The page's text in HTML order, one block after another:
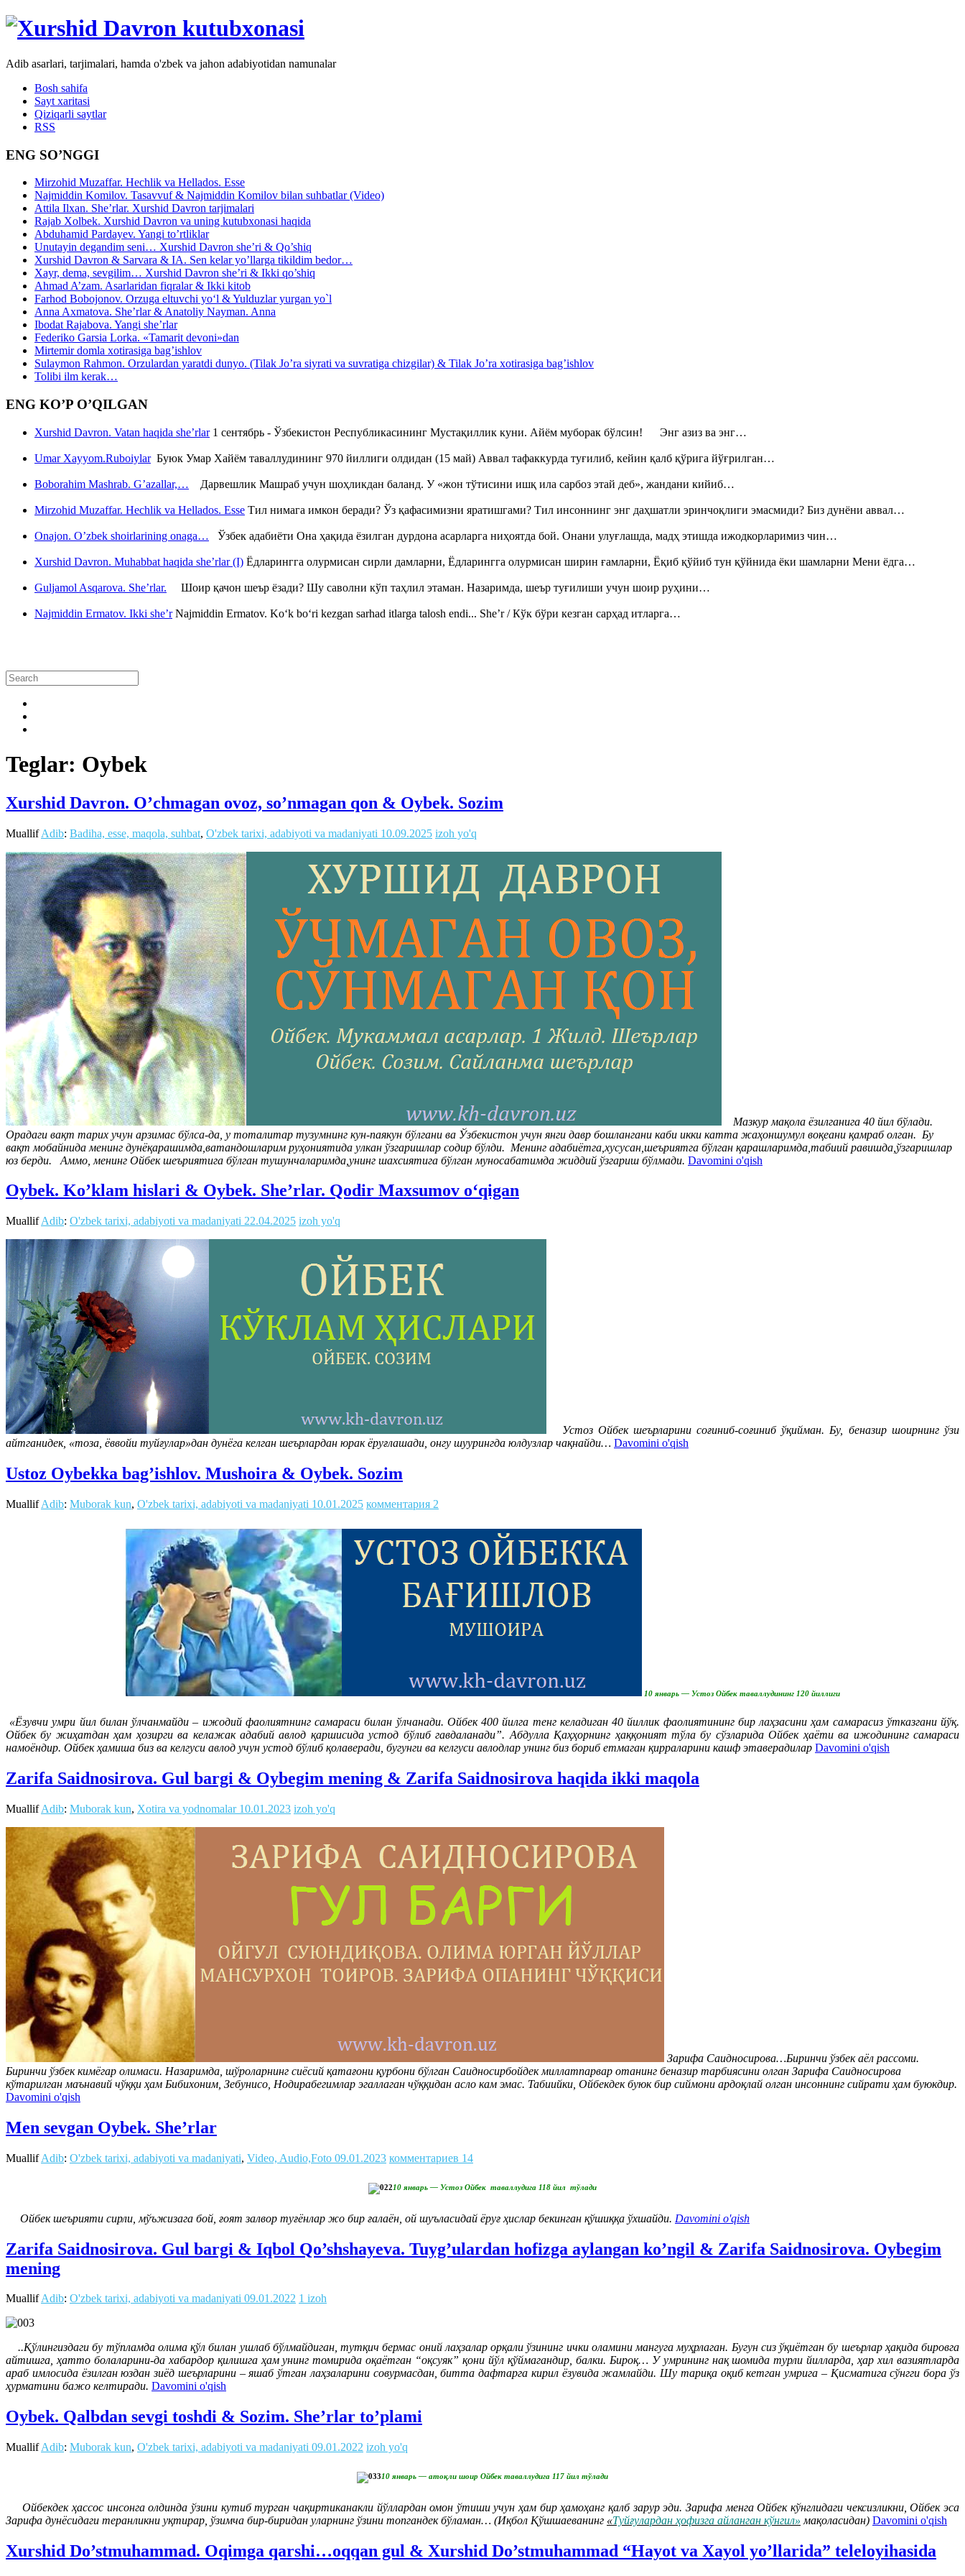
Adib asarlari, tarjimalari, hamda o'zbek va jahon adabiyotidan namunalar
Bosh sahifa
Sayt xaritasi
Qiziqarli saytlar
RSS
ENG SO’NGGI
Mirzohid Muzaffar. Hechlik va Hellados. Esse
Najmiddin Komilov. Tasavvuf & Najmiddin Komilov bilan suhbatlar (Video)
Attila Ilxan. She’rlar. Xurshid Davron tarjimalari
Rajab Xolbek. Xurshid Davron va uning kutubxonasi haqida
Abduhamid Pardayev. Yangi to’rtliklar
Unutayin degandim seni… Xurshid Davron she’ri & Qo’shiq
Xurshid Davron & Sarvara & IA. Sen kelar yo’llarga tikildim bedor…
Xayr, dema, sevgilim… Xurshid Davron she’ri & Ikki qo’shiq
Ahmad A’zam. Asarlaridan fiqralar & Ikki kitob
Farhod Bobojonov. Orzuga eltuvchi yo‘l & Yulduzlar yurgan yo`l
Anna Axmatova. She’rlar & Anatoliy Nayman. Anna
Ibodat Rajabova. Yangi she’rlar
Federiko Garsia Lorka. «Tamarit devoni»dan
Mirtemir domla xotirasiga bag’ishlov
Sulaymon Rahmon. Orzulardan yaratdi dunyo. (Tilak Jo’ra siyrati va suvratiga chizgilar) & Tilak Jo’ra xotirasiga bag’ishlov
Tolibi ilm kerak…
ENG KO’P O’QILGAN
Xurshid Davron. Vatan haqida she’rlar1 сентябрь - Ўзбекистон Республикасининг Мустақиллик куни. Айём муборак бўлсин! Энг азиз ва энг…
Umar Xayyom.RuboiylarБуюк Умар Хайём таваллудининг 970 йиллиги олдидан (15 май) Аввал тафаккурда туғилиб, кейин қалб қўрига йўғрилган…
Boborahim Mashrab. G’azallar,… Дарвешлик Машраб учун шоҳликдан баланд. У «жон тўтисини ишқ ила сарбоз этай деб», жандани кийиб…
Mirzohid Muzaffar. Hechlik va Hellados. Esse Тил нимага имкон беради? Ўз қафасимизни яратишгами? Тил инсоннинг энг даҳшатли эринчоқлиги эмасмиди? Биз дунёни аввал…
Onajon. O’zbek shoirlarining onaga… Ўзбек адабиёти Она ҳақида ёзилган дурдона асарларга ниҳоятда бой. Онани улуғлашда, мадҳ этишда ижодкорларимиз чин…
Xurshid Davron. Muhabbat haqida she’rlar (I) Ёдларингга олурмисан сирли дамларни, Ёдларингга олурмисан ширин ғамларни, Ёқиб қўйиб тун қўйнида ёки шамларни Мени ёдга…
Guljamol Asqarova. She’rlar. Шоир қачон шеър ёзади? Шу саволни кўп таҳлил этаман. Назаримда, шеър туғилиши учун шоир руҳини…
Najmiddin Ermatov. Ikki she’rNajmiddin Ermatov. Ko‘k bo‘ri kezgan sarhad itlarga talosh endi... She’r / Кўк бўри кезган сарҳад итларга…
Teglar: Oybek
Xurshid Davron. O’chmagan ovoz, so’nmagan qon & Oybek. Sozim
MuallifAdib: Badiha, esse, maqola, suhbat, O'zbek tarixi, adabiyoti va madaniyati 10.09.2025 izoh yo'q
Мазкур мақола ёзилганига 40 йил бўлади.
Орадаги вақт тарих учун арзимас бўлса-да, у тоталитар тузумнинг кун-паякун бўлгани ва Ўзбекистон учун янги давр бошлангани каби икки катта жаҳоншумул воқеани қамраб олган. Бу
вақт мобайнида менинг дунёқарашимда,ватандошларим руҳониятида улкан ўзгаришлар содир бўлди. Менинг адабиётга,хусусан,шеъриятга бўлган қарашларимда,табиий равишда,ўзгаришлар
юз берди. Аммо, менинг Ойбек шеъриятига бўлган тушунчаларимда,унинг шахсиятига бўлган муносабатимда жиддий ўзгариш бўлмади. Davomini o'qish
Oybek. Ko’klam hislari & Oybek. She’rlar. Qodir Maxsumov o‘qigan
MuallifAdib: O'zbek tarixi, adabiyoti va madaniyati 22.04.2025 izoh yo'q
Устоз Ойбек шеърларини соғиниб-соғиниб ўқийман. Бу, беназир шоирнинг ўзи
айтганидек, «тоза, ёввойи туйғулар»дан дунёга келган шеърлардан юрак ёруғлашади, онгу шуурингда юлдузлар чақнайди… Davomini o'qish
Ustoz Oybekka bag’ishlov. Mushoira & Oybek. Sozim
MuallifAdib: Muborak kun, O'zbek tarixi, adabiyoti va madaniyati 10.01.2025 комментария 2
10 январь — Устоз Ойбек таваллудининг 120 йиллиги
«Ёзувчи умри йил билан ўлчанмайди – ижодий фаолиятнинг самараси билан ўлчанади. Ойбек 400 йилга тенг келадиган 40 йиллик фаолиятининг бир лаҳзасини ҳам самарасиз ўтказгани йўқ.
Ойбек бу жиҳатдан ҳам ҳозирги ва келажак адабий авлод қаршисида устод бўлиб гавдаланади”. Абдулла Қаҳҳорнинг ҳаққоният тўла бу сўзларида Ойбек ҳаёти ва ижодининг самараси
намоёндир. Ойбек ҳамиша биз ва келгуси авлод учун устод бўлиб қолаверади, бугунги ва келгуси авлодлар унинг биз бориб етмаган қирраларини кашф этаверадилар Davomini o'qish
Zarifa Saidnosirova. Gul bargi & Oybegim mening & Zarifa Saidnosirova haqida ikki maqola
MuallifAdib: Muborak kun, Xotira va yodnomalar 10.01.2023 izoh yo'q
Зарифа Саидносирова…Биринчи ўзбек аёл рассоми.
Биринчи ўзбек кимёгар олимаси. Назаримда, шўроларнинг сиёсий қатағони қурбони бўлган Саидносирбойдек миллатпарвар отанинг беназир тарбиясини олган Зарифа Саидносирова
кўтарилган маънавий чўққи ҳам Бибихоним, Зебунисо, Нодирабегимлар эгаллаган чўққидан асло кам эмас. Табиийки, Ойбекдек буюк бир сиймони ардоқлай олган инсоннинг сийрати ҳам буюкдир.
Davomini o'qish
Men sevgan Oybek. She’rlar
MuallifAdib: O'zbek tarixi, adabiyoti va madaniyati, Video, Audio,Foto 09.01.2023 комментариев 14
10 январь — Устоз Ойбек таваллудига 118 йил тўлади
Ойбек шеърияти сирли, мўъжизага бой, ғоят залвор туғёнлар жо бир ғалаён, ой шуъласидай ёруғ ҳислар бекинган қўшиққа ўхшайди. Davomini o'qish
Zarifa Saidnosirova. Gul bargi & Iqbol Qo’shshayeva. Tuyg’ulardan hofizga aylangan ko’ngil & Zarifa Saidnosirova. Oybegim
mening
MuallifAdib: O'zbek tarixi, adabiyoti va madaniyati 09.01.2022 1 izoh
..Қўлингиздаги бу тўпламда олима қўл билан ушлаб бўлмайдиган, тутқич бермас оний лаҳзалар орқали ўзининг ички оламини мангуга муҳрлаган. Бугун сиз ўқиётган бу шеърлар ҳақида бировга
айтишга, ҳатто болаларини-да хабардор қилишга ҳам унинг томирида оқаётган “оқсуяк” қони йўл қўймагандир, балки. Бироқ… У умрининг нақ шомида турли йилларда, ҳар хил вазиятларда
араб имлосида ёзилган юздан зиёд шеърларини – яшаб ўтган лаҳзаларини совурмасдан, битта дафтарга кирил ёзувида жамлайди. Шу тариқа оқиб кетган умрига – Қисматига сўнгги бора ўз
ҳурматини бажо келтиради. Davomini o'qish
Oybek. Qalbdan sevgi toshdi & Sozim. She’rlar to’plami
MuallifAdib: Muborak kun, O'zbek tarixi, adabiyoti va madaniyati 09.01.2022 izoh yo'q
10 январь — атоқли шоир Ойбек таваллудига 117 йил тўлади
Ойбекдек ҳассос инсонга олдинда ўзини кутиб турган чақиртиканакли йўллардан омон ўтиши учун ҳам бир ҳамоҳанг қалб зарур эди. Зарифа менга Ойбек кўнглидаги чексизликни, Ойбек эса
Зарифа дунёсидаги теранликни уқтирар, ўзимча бир-биридан уларнинг ўзини топгандек бўламан… (Иқбол Қўшшаеванинг «Туйғулардан ҳофизга айланган кўнгил» мақоласидан) Davomini o'qish
Xurshid Do’stmuhammad. Oqimga qarshi…oqqan gul & Xurshid Do’stmuhammad “Hayot va Xayol yo’llarida” teleloyihasida